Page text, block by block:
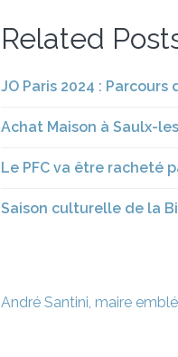
Related
JO Paris 2024 :
Achat Maison à Saulx-
Le PFC va être racheté
Saison culturelle de la
Navigation
André Santini, maire